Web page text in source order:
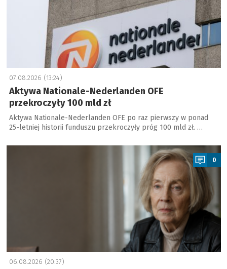
07.08.2026 (13:24)
Aktywa Nationale-Nederlanden OFE
przekroczyły 100 mld zł
Aktywa Nationale-Nederlanden OFE po raz pierwszy w ponad
25-letniej historii funduszu przekroczyły próg 100 mld zł. …
a
0
06.08.2026 (20:37)